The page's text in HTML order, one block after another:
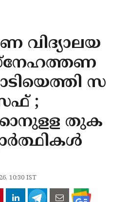
വിദ്യാലയ
സ
;
തുക
10:30 IST